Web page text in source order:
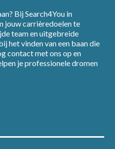
Bij Search4You in
jouw carrièredoelen te
team en uitgebreide
het vinden van een baan die
contact met ons op en
je professionele dromen